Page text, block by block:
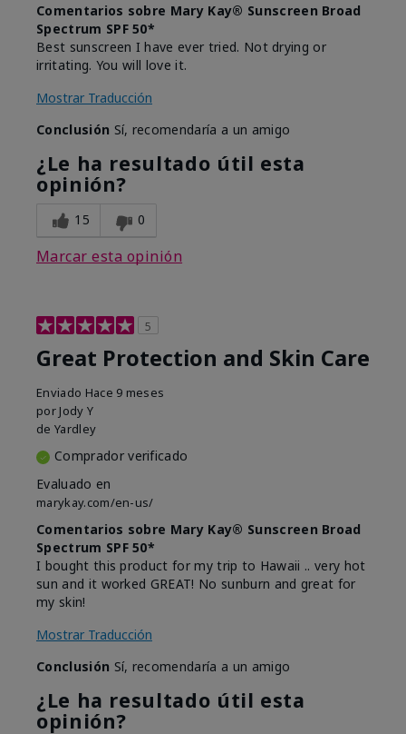
Comentarios sobre Mary Kay® Sunscreen Broad
Spectrum SPF 50*
Best sunscreen I have ever tried. Not drying or
irritating. You will love it.
Mostrar Traducción
Conclusión Sí, recomendaría a un amigo
¿Le ha resultado útil esta
opinión?
15 0
Marcar esta opinión
5
Great Protection and Skin Care
Enviado Hace 9 meses
por Jody Y
de Yardley
Comprador verificado
Evaluado en
marykay.com/en-us/
Comentarios sobre Mary Kay® Sunscreen Broad
Spectrum SPF 50*
I bought this product for my trip to Hawaii .. very hot
sun and it worked GREAT! No sunburn and great for
my skin!
Mostrar Traducción
Conclusión Sí, recomendaría a un amigo
¿Le ha resultado útil esta
opinión?